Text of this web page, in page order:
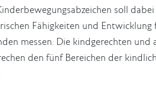
soll
Fähigkeiten und
messen. Die kindgerechten und
den fünf Bereichen der